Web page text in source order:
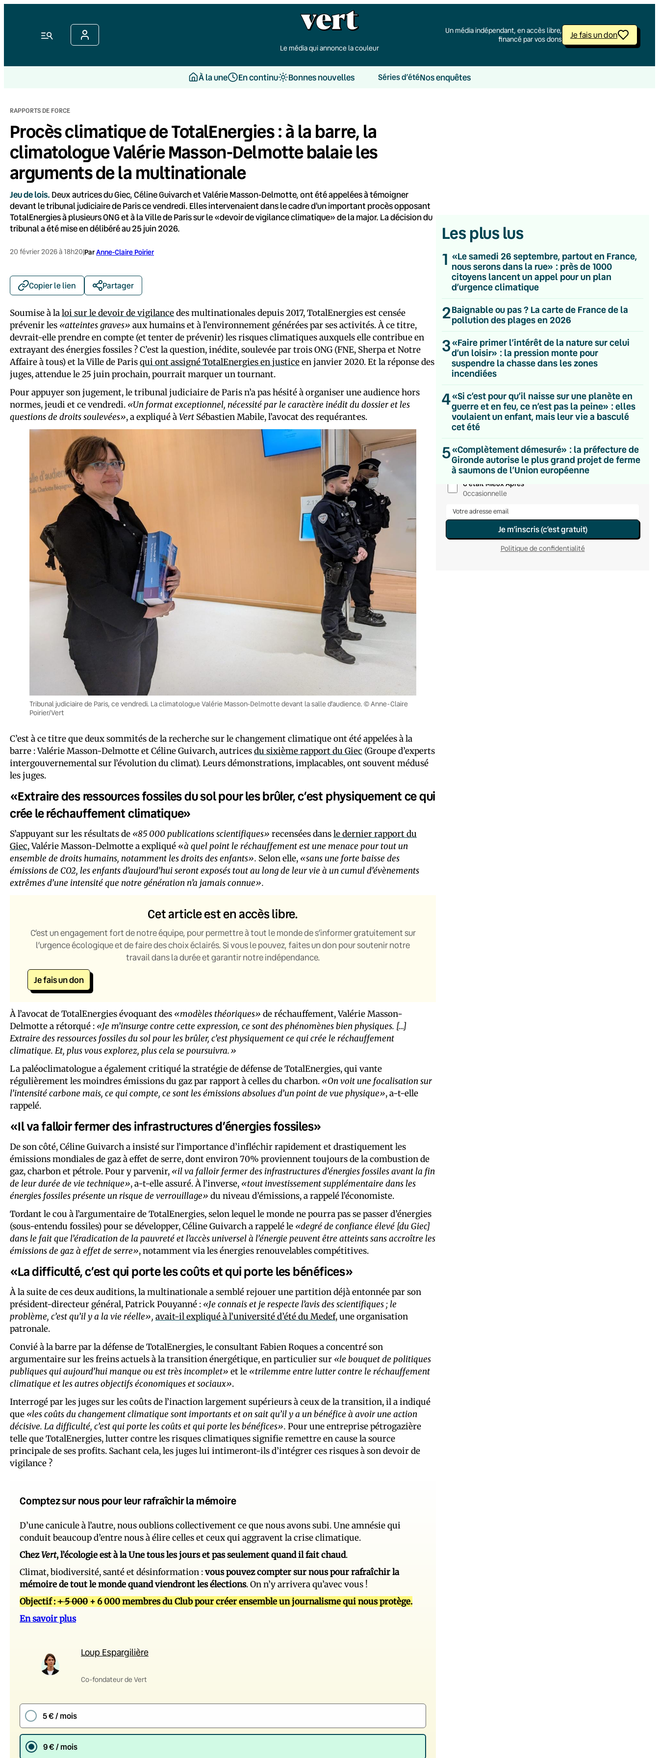
Menu
Le média qui annonce la couleur
Un média indépendant, en accès libre,
financé par vos dons
Je fais un don
À la une En continu Bonnes nouvelles Séries d’étéNos enquêtes
RAPPORTS DE FORCE
Procès climatique de TotalEnergies : à la barre, la
climatologue Valérie Masson-Delmotte balaie les
arguments de la multinationale
Jeu de lois. Deux autrices du Giec, Céline Guivarch et Valérie Masson-Delmotte, ont été appelées à témoigner
devant le tribunal judiciaire de Paris ce vendredi. Elles intervenaient dans le cadre d'un important procès opposant
TotalEnergies à plusieurs ONG et à la Ville de Paris sur le «devoir de vigilance climatique» de la major. La décision du
tribunal a été mise en délibéré au 25 juin 2026.
20 février 2026 à 18h20|ParAnne-Claire Poirier
Copier le lien Partager
Soumise à laloi sur le devoir de vigilancedes multinationales depuis 2017, TotalEnergies est censée
prévenir les «atteintes graves» aux humains et à l’environnement générées par ses activités. À ce titre,
devrait-elle prendre en compte (et tenter de prévenir) les risques climatiques auxquels elle contribue en
extrayant des énergies fossiles ? C’est la question, inédite, soulevée par trois ONG (FNE, Sherpa et Notre
Affaire à tous) et la Ville de Parisqui ont assigné TotalEnergies en justiceen janvier 2020. Et la réponse des
juges, attendue le 25 juin prochain, pourrait marquer un tournant.
Pour appuyer son jugement, le tribunal judiciaire de Paris n’a pas hésité à organiser une audience hors
normes, jeudi et ce vendredi. «Un format exceptionnel, nécessité par le caractère inédit du dossier et les
questions de droits soulevées», a expliqué àVert Sébastien Mabile, l’avocat des requérant·es.
Tribunal judiciaire de Paris, ce vendredi. La climatologue Valérie Masson-Delmotte devant la salle d’audience. © Anne-Claire
Poirier/Vert
C’est à ce titre que deux sommités de la recherche sur le changement climatique ont été appelées à la
barre : Valérie Masson-Delmotte et Céline Guivarch, autricesdu sixième rapport du Giec (Groupe d’experts
intergouvernemental sur l’évolution du climat). Leurs démonstrations, implacables, ont souvent médusé
les juges.
«Extraire des ressources fossiles du sol pour les brûler, c’est physiquement ce qui
crée le réchauffement climatique»
S’appuyant sur les résultats de «85 000 publications scientifiques» recensées dansle dernier rapport du
Giec, Valérie Masson-Delmotte a expliqué «à quel point le réchauffement est une menace pour tout un
ensemble de droits humains, notamment les droits des enfants». Selon elle, «sans une forte baisse des
émissions de CO2, les enfants d’aujourd’hui seront exposés tout au long de leur vie à un cumul d’évènements
extrêmes d’une intensité que notre génération n’a jamais connue».
Cet article est en accès libre.
C’est un engagement fort de notre équipe, pour permettre à tout le monde de s’informer gratuitement sur
l’urgence écologique et de faire des choix éclairés. Si vous le pouvez, faites un don pour soutenir notre
travail dans la durée et garantir notre indépendance.
Je fais un don
À l’avocat de TotalEnergies évoquant des «modèles théoriques» de réchauffement, Valérie Masson-
Delmotte a rétorqué : «Je m’insurge contre cette expression, ce sont des phénomènes bien physiques. […]
Extraire des ressources fossiles du sol pour les brûler, c’est physiquement ce qui crée le réchauffement
climatique. Et, plus vous explorez, plus cela se poursuivra.»
La paléoclimatologue a également critiqué la stratégie de défense de TotalEnergies, qui vante
régulièrement les moindres émissions du gaz par rapport à celles du charbon. «On voit une focalisation sur
l’intensité carbone mais, ce qui compte, ce sont les émissions absolues d’un point de vue physique», a-t-elle
rappelé.
«Il va falloir fermer des infrastructures d’énergies fossiles»
De son côté, Céline Guivarch a insisté sur l’importance d’infléchir rapidement et drastiquement les
émissions mondiales de gaz à effet de serre, dont environ 70% proviennent toujours de la combustion de
gaz, charbon et pétrole. Pour y parvenir, «il va falloir fermer des infrastructures d’énergies fossiles avant la fin
de leur durée de vie technique», a-t-elle assuré. À l’inverse, «tout investissement supplémentaire dans les
énergies fossiles présente un risque de verrouillage» du niveau d’émissions, a rappelé l’économiste.
Tordant le cou à l’argumentaire de TotalEnergies, selon lequel le monde ne pourra pas se passer d’énergies
(sous-entendu fossiles) pour se développer, Céline Guivarch a rappelé le «degré de confiance élevé [du Giec]
dans le fait que l’éradication de la pauvreté et l’accès universel à l’énergie peuvent être atteints sans accroître les
émissions de gaz à effet de serre», notamment via les énergies renouvelables compétitives.
«La difficulté, c’est qui porte les coûts et qui porte les bénéfices»
À la suite de ces deux auditions, la multinationale a semblé rejouer une partition déjà entonnée par son
président-directeur général, Patrick Pouyanné : «Je connais et je respecte l’avis des scientifiques ; le
problème, c’est qu’il y a la vie réelle», avait-il expliqué à l’université d’été du Medef, une organisation
patronale.
Convié à la barre par la défense de TotalEnergies, le consultant Fabien Roques a concentré son
argumentaire sur les freins actuels à la transition énergétique, en particulier sur «le bouquet de politiques
publiques qui aujourd’hui manque ou est très incomplet» et le «trilemme entre lutter contre le réchauffement
climatique et les autres objectifs économiques et sociaux».
Interrogé par les juges sur les coûts de l’inaction largement supérieurs à ceux de la transition, il a indiqué
que «les coûts du changement climatique sont importants et on sait qu’il y a un bénéfice à avoir une action
décisive. La difficulté, c’est qui porte les coûts et qui porte les bénéfices». Pour une entreprise pétrogazière
telle que TotalEnergies, lutter contre les risques climatiques signifie remettre en cause la source
principale de ses profits. Sachant cela, les juges lui intimeront-ils d’intégrer ces risques à son devoir de
vigilance ?
Comptez sur nous pour leur rafraîchir la mémoire
D’une canicule à l’autre, nous oublions collectivement ce que nous avons subi. Une amnésie qui
conduit beaucoup d’entre nous à élire celles et ceux qui aggravent la crise climatique.
ChezVert, l’écologie est à la Une tous les jours et pas seulement quand il fait chaud.
Climat, biodiversité, santé et désinformation :vous pouvez compter sur nous pour rafraîchir la
mémoire de tout le monde quand viendront les élections. On n’y arrivera qu’avec vous !
Objectif :+ 5 000 + 6 000 membres du Club pour créer ensemble un journalisme qui nous protège.
En savoir plus
Loup Espargilière
Co-fondateur de Vert
5 € / mois
9 € / mois
Les plus lus
1 «Le samedi 26 septembre, partout en France,
nous serons dans la rue» : près de 1000
citoyens lancent un appel pour un plan
d’urgence climatique
2Baignable ou pas ? La carte de France de la
pollution des plages en 2026
3«Faire primer l’intérêt de la nature sur celui
d’un loisir» : la pression monte pour
suspendre la chasse dans les zones
incendiées
4«Si c’est pour qu’il naisse sur une planète en
guerre et en feu, ce n’est pas la peine» : elles
voulaient un enfant, mais leur vie a basculé
cet été
5«Complètement démesuré» : la préfecture de
Gironde autorise le plus grand projet de ferme
à saumons de l’Union européenne
💌 Inscrivez-vous à nos newsletters
Quotidienne
Du lundi au vendredi
Hebdomadaire
Le samedi
Chaleurs Actuelles
Une fois par mois
C’était Mieux Après
Occasionnelle
Je m’inscris (c’est gratuit)
Politique de confidentialité